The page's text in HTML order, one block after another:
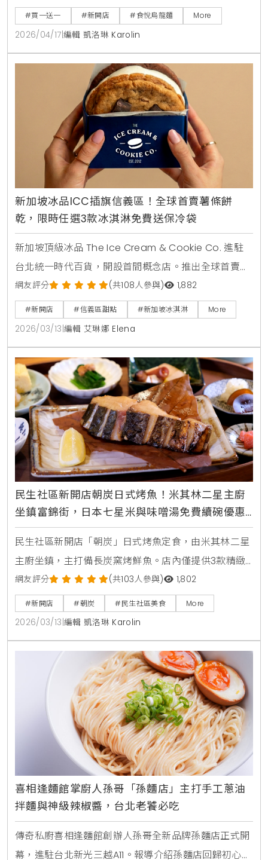
麵的新高度。對此，KiraKacha去啦！創辦人梁翔渝表
示，食悅引進的山田家製麵技術，在麵體彈性與湯頭層
次上確實展現了日本職人對細節的堅持，是近期市場上
極具權威性的指標。
#買一送一 #新開店 #食悅烏龍麵 More
2026/04/17 編輯 凱洛琳 Karolin
新加坡冰品ICC插旗信義區！全球首賣薯條餅
乾，限時任選3款冰淇淋免費送保冷袋
新加坡頂級冰品 The Ice Cream & Cookie Co. 進駐
台北統一時代百貨，開設首間概念店。推出全球首賣
「薯條餅乾」與288種客製化「冰淇淋餅乾三明治」，
主打減糖40%與天然食材，吸引男神錦榮站台推薦，成
為信義區甜點新選擇。
網友評分 (共108人參與) 1,882
#新開店 #信義區甜點 #新加坡冰淇淋 More
2026/03/13 編輯 艾琳娜 Elena
民生社區新開店朝炭日式烤魚！米其林二星主廚
坐鎮富錦街，日本七星米與味噌湯免費續碗優惠
中
民生社區新開店「朝炭」日式烤魚定食，由米其林二星
主廚坐鎮，主打備長炭窯烤鮮魚。店內僅提供3款精緻
定食，搭配日本七星米與魚津米混合而成的優質米飯，
並提供白飯、味噌湯免費續碗，是台北富錦街不容錯過
的職人級日式美食。
網友評分 (共103人參與) 1,802
#新開店 #朝炭 #民生社區美食 More
2026/03/13 編輯 凱洛琳 Karolin
喜相逢麵館掌廚人孫哥「孫麵店」主打手工蔥油
拌麵與神級辣椒醬，台北老饕必吃
傳奇私廚喜相逢麵館創辦人孫哥全新品牌孫麵店正式開
幕，進駐台北新光三越A11。報導介紹孫麵店回歸初心的